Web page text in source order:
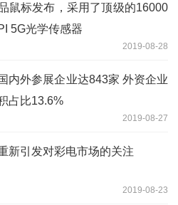
鼠标发布，采用了顶级的16000
5G光学传感器
2019-08-28
内外参展企业达843家 外资企业
占比13.6%
2019-08-27
新引发对彩电市场的关注
2019-08-23